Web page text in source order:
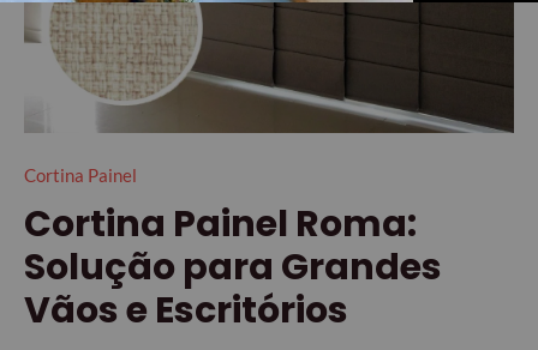
Cortina Painel
Cortina Painel Roma:
Solução para Grandes
Vãos e Escritórios